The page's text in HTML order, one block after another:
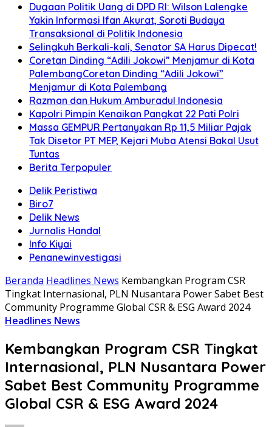
Dugaan Politik Uang di DPD RI: Wilson Lalengke
Yakin Informasi Ifan Akurat, Soroti Budaya
Transaksional di Politik Indonesia
Selingkuh Berkali-kali, Senator SA Harus Dipecat!
Coretan Dinding “Adili Jokowi” Menjamur di Kota
PalembangCoretan Dinding “Adili Jokowi”
Menjamur di Kota Palembang
Razman dan Hukum Amburadul Indonesia
Kapolri Pimpin Kenaikan Pangkat 22 Pati Polri
Massa GEMPUR Pertanyakan Rp 11,5 Miliar Pajak
Tak Disetor PT MEP, Kejari Muba Atensi Bakal Usut
Tuntas
Berita Terpopuler
Delik Peristiwa
Biro7
Delik News
Jurnalis Handal
Info Kiyai
Penanewinvestigasi
Beranda Headlines News Kembangkan Program CSR
Tingkat Internasional, PLN Nusantara Power Sabet Best
Community Programme Global CSR & ESG Award 2024
Headlines News
Kembangkan Program CSR Tingkat
Internasional, PLN Nusantara Power
Sabet Best Community Programme
Global CSR & ESG Award 2024